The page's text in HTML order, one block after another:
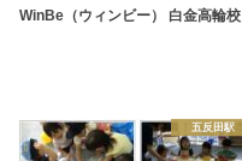
WinBe（ウィンビー） 白金高輪校
五反田駅